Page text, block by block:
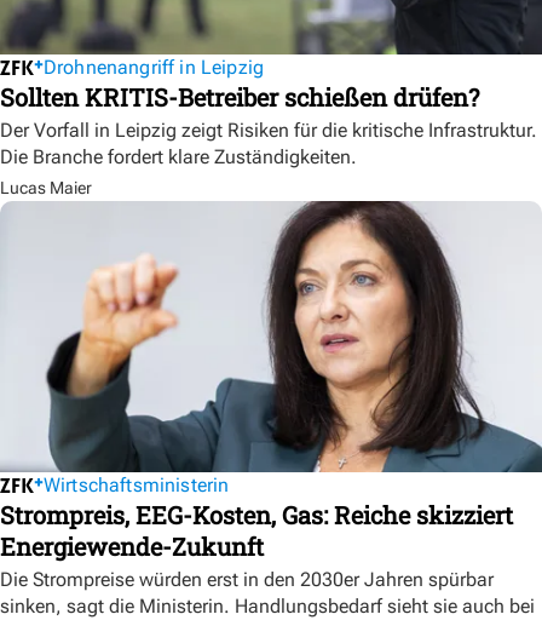
Drohnenangriff in Leipzig
Sollten KRITIS-Betreiber schießen drüfen?
Der Vorfall in Leipzig zeigt Risiken für die kritische Infrastruktur.
Die Branche fordert klare Zuständigkeiten.
Lucas Maier
Wirtschaftsministerin
Strompreis, EEG-Kosten, Gas: Reiche skizziert
Energiewende-Zukunft
Die Strompreise würden erst in den 2030er Jahren spürbar
sinken, sagt die Ministerin. Handlungsbedarf sieht sie auch bei